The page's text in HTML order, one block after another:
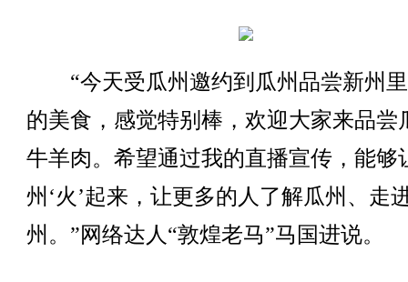
“今天受瓜州邀约到瓜州品尝新州
的美食，感觉特别棒，欢迎大家来品尝
牛羊肉。希望通过我的直播宣传，能够
州‘火’起来，让更多的人了解瓜州、走
州。”网络达人“敦煌老马”马国进说。